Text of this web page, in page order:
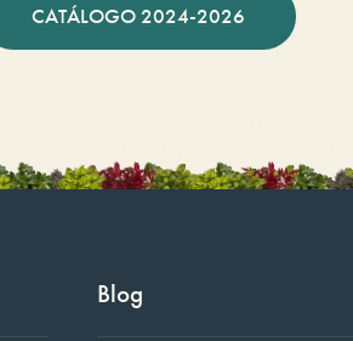
CATÁLOGO 2024-2026
Blog